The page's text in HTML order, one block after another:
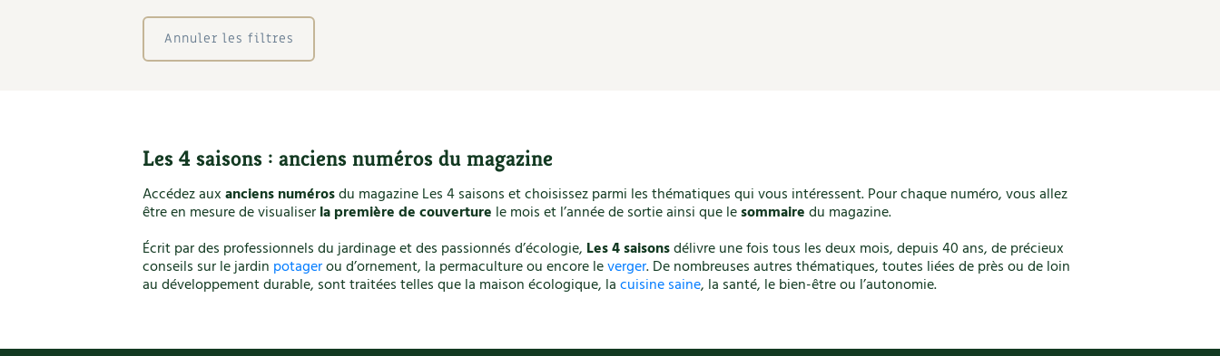
Annuler les filtres
Les 4 saisons : anciens numéros du magazine
Accédez auxanciens numérosdu magazine Les 4 saisons et choisissez parmi les thématiques qui vous intéressent. Pour chaque numéro, vous allez
être en mesure de visualiserla première de couverture le mois et l’année de sortie ainsi que lesommairedu magazine.
Écrit par des professionnels du jardinage et des passionnés d’écologie, Les 4 saisonsdélivre une fois tous les deux mois, depuis 40 ans, de précieux
conseils sur le jardin potagerou d’ornement, la permaculture ou encore leverger. De nombreuses autres thématiques, toutes liées de près ou de loin
au développement durable, sont traitées telles que la maison écologique, lacuisine saine, la santé, le bien-être ou l’autonomie.